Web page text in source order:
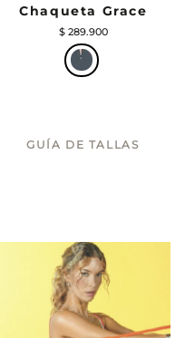
Chaqueta Grace
$ 289.900
GUÍA DE TALLAS